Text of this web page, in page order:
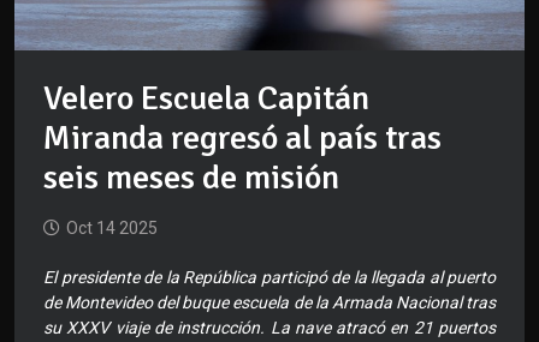
Velero Escuela Capitán
Miranda regresó al país tras
seis meses de misión
Oct 14 2025
El presidente de la República participó de la llegada al puerto
de Montevideo del buque escuela de la Armada Nacional tras
su XXXV viaje de instrucción. La nave atracó en 21 puertos